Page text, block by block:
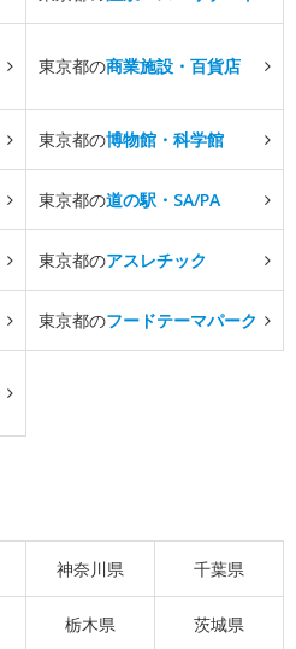
東京都の商業施設・百貨店
東京都の博物館・科学館
東京都の道の駅・SA/PA
東京都のアスレチック
東京都のフードテーマパーク
神奈川県 千葉県
栃木県 茨城県